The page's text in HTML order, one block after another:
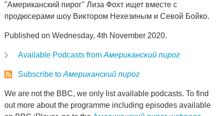
"Американский пирог" Лиза Фохт ищет вместе с
продюсерами шоу Виктором Нехезиным и Севой Бойко.
Published on Wednesday, 4th November 2020.
Available Podcasts from Американский пирог
Subscribe to Американский пирог
We are not the BBC, we only list available podcasts. To find
out more about the programme including episodes available